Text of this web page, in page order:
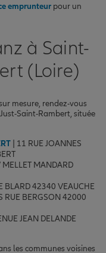
emprunteur pour un
à Saint-
(Loire)
mesure, rendez-vous
Saint-Rambert, située
| 11 RUE JOANNES
MELLET MANDARD
BLARD 42340 VEAUCHE
RUE BERGSON 42000
JEAN DELANDE
les communes voisines